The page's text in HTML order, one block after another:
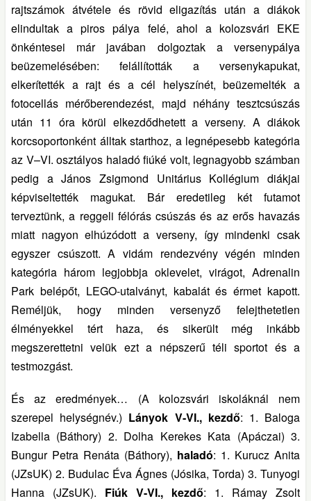
rajtszámok átvétele és rövid eligazítás után a diákok
elindultak a piros pálya felé, ahol a kolozsvári EKE
önkéntesei már javában dolgoztak a versenypálya
beüzemelésében: felállították a versenykapukat,
elkerítették a rajt és a cél helyszínét, beüzemelték a
fotocellás mérőberendezést, majd néhány tesztcsúszás
után 11 óra körül elkezdődhetett a verseny. A diákok
korcsoportonként álltak starthoz, a legnépesebb kategória
az V–VI. osztályos haladó fiúké volt, legnagyobb számban
pedig a János Zsigmond Unitárius Kollégium diákjai
képviseltették magukat. Bár eredetileg két futamot
terveztünk, a reggeli félórás csúszás és az erős havazás
miatt nagyon elhúzódott a verseny, így mindenki csak
egyszer csúszott. A vidám rendezvény végén minden
kategória három legjobbja oklevelet, virágot, Adrenalin
Park belépőt, LEGO-utalványt, kabalát és érmet kapott.
Reméljük, hogy minden versenyző felejthetetlen
élményekkel tért haza, és sikerült még inkább
megszerettetni velük ezt a népszerű téli sportot és a
testmozgást.
És az eredmények… (A kolozsvári iskoláknál nem
szerepel helységnév.) Lányok V-VI., kezdő: 1. Baloga
Izabella (Báthory) 2. Dolha Kerekes Kata (Apáczai) 3.
Bungur Petra Renáta (Báthory), haladó: 1. Kurucz Anita
(JZsUK) 2. Budulac Éva Ágnes (Jósika, Torda) 3. Tunyogi
Hanna (JZsUK). Fiúk V-VI., kezdő: 1. Rámay Zsolt